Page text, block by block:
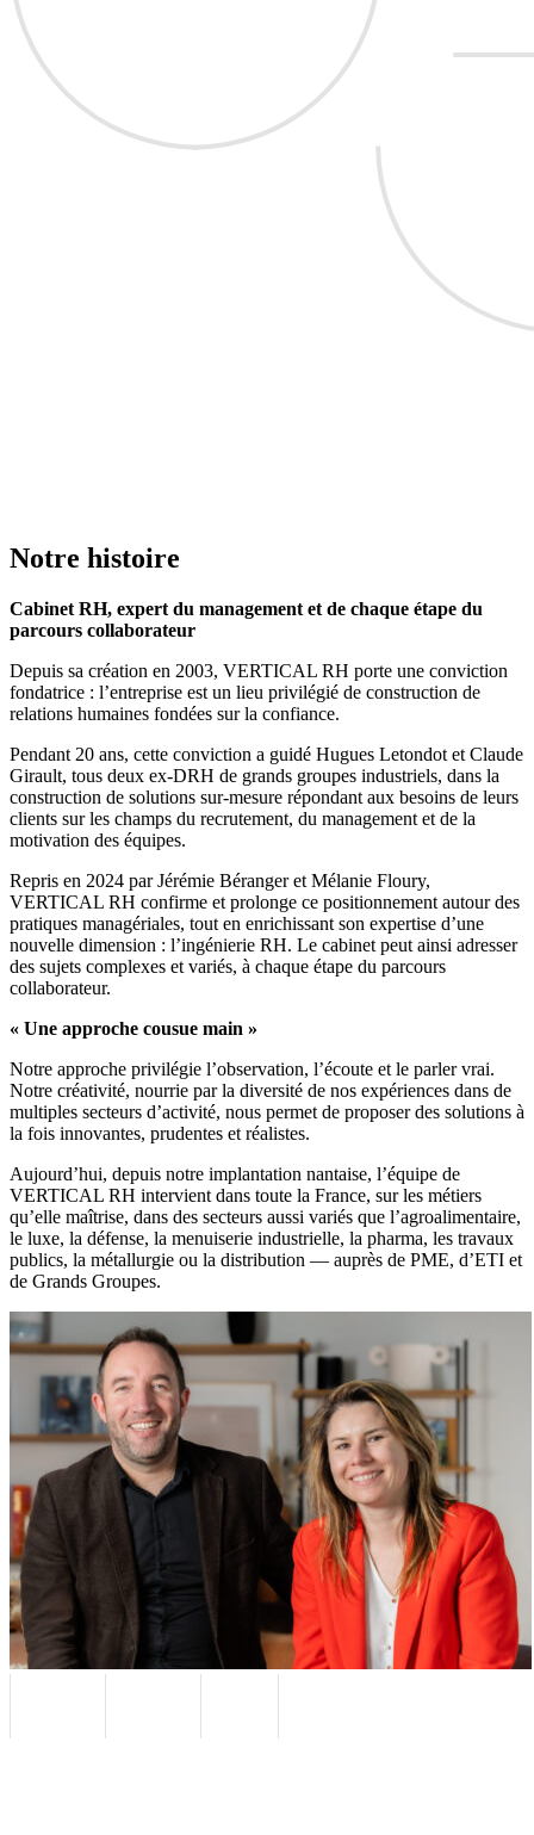
Notre histoire
Cabinet RH, expert du management et de chaque étape du
parcours collaborateur
Depuis sa création en 2003, VERTICAL RH porte une conviction
fondatrice : l’entreprise est un lieu privilégié de construction de
relations humaines fondées sur la confiance.
Pendant 20 ans, cette conviction a guidé Hugues Letondot et Claude
Girault, tous deux ex-DRH de grands groupes industriels, dans la
construction de solutions sur-mesure répondant aux besoins de leurs
clients sur les champs du recrutement, du management et de la
motivation des équipes.
Repris en 2024 par Jérémie Béranger et Mélanie Floury,
VERTICAL RH confirme et prolonge ce positionnement autour des
pratiques managériales, tout en enrichissant son expertise d’une
nouvelle dimension : l’ingénierie RH. Le cabinet peut ainsi adresser
des sujets complexes et variés, à chaque étape du parcours
collaborateur.
« Une approche cousue main »
Notre approche privilégie l’observation, l’écoute et le parler vrai.
Notre créativité, nourrie par la diversité de nos expériences dans de
multiples secteurs d’activité, nous permet de proposer des solutions à
la fois innovantes, prudentes et réalistes.
Aujourd’hui, depuis notre implantation nantaise, l’équipe de
VERTICAL RH intervient dans toute la France, sur les métiers
qu’elle maîtrise, dans des secteurs aussi variés que l’agroalimentaire,
le luxe, la défense, la menuiserie industrielle, la pharma, les travaux
publics, la métallurgie ou la distribution — auprès de PME, d’ETI et
de Grands Groupes.